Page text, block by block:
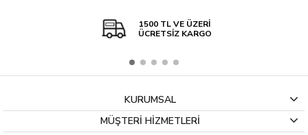
1500 TL VE ÜZERİ
ÜCRETSİZ KARGO
KURUMSAL
MÜŞTERİ HİZMETLERİ